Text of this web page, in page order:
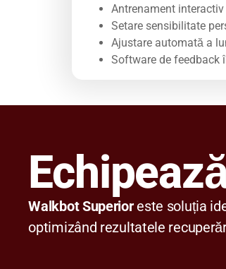
Antrenament interactiv
Setare sensibilitate
Ajustare automată a
Software de feedback
Walkbot Superioreste soluția
optimizând rezultatele